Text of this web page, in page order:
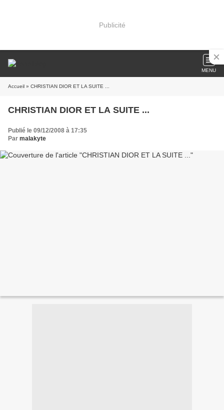
Publicité
MENU
Accueil » CHRISTIAN DIOR ET LA SUITE ...
CHRISTIAN DIOR ET LA SUITE ...
Publié le 09/12/2008 à 17:35
Par malakyte